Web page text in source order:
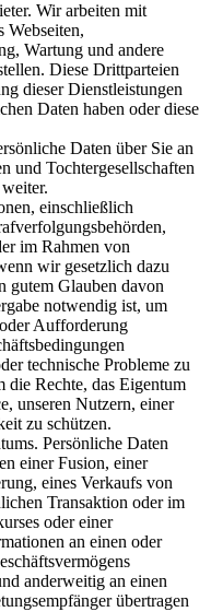
Wir arbeiten mit
Webseiten,
Wartung und andere
Diese Drittparteien
dieser Dienstleistungen
Daten haben oder diese
Daten über Sie an
und Tochtergesellschaften
einschließlich
im Rahmen von
wir gesetzlich dazu
gutem Glauben davon
notwendig ist, um
Aufforderung
technische Probleme zu
die Rechte, das Eigentum
unseren Nutzern, einer
zu schützen.
Persönliche Daten
einer Fusion, einer
eines Verkaufs von
Transaktion oder im
oder einer
an einen oder
anderweitig an einen
übertragen